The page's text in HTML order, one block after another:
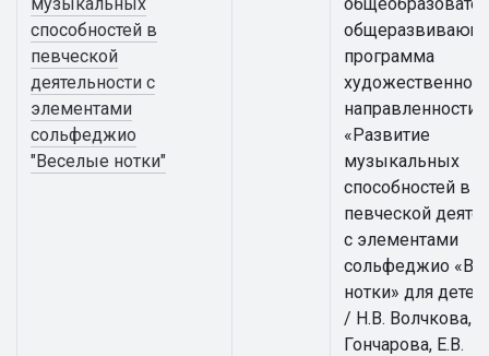
способностей в
певческой
деятельности с
элементами
сольфеджио
"Веселые нотки"
программа
художественной
направленности
«Развитие
музыкальных
способностей в
певческой
с элементами
сольфеджио
нотки» для
/ Н.В. Волчкова,
Гончарова, Е.В.